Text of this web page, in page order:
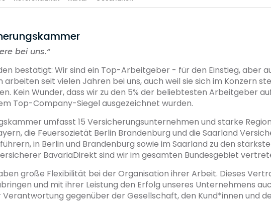
bei uns.“
bestätigt: Wir sind ein Top-Arbeitgeber - für den Einstieg, aber
arbeiten seit vielen Jahren bei uns, auch weil sie sich im Konzern
Kein Wunder, dass wir zu den 5% der beliebtesten Arbeitgeber
Top-Company-Siegel ausgezeichnet wurden.
umfasst 15 Versicherungsunternehmen und starke
die Feuersozietät Berlin Brandenburg und die Saarland
in Berlin und Brandenburg sowie im Saarland zu den
BavariaDirekt sind wir im gesamten Bundesgebiet
große Flexibilität bei der Organisation ihrer Arbeit. Dieses
und mit ihrer Leistung den Erfolg unseres Unternehmens
gegenüber der Gesellschaft, den Kund*innen und